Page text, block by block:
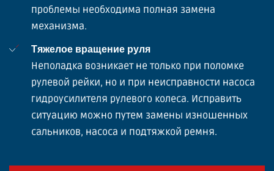
проблемы необходима полная замена
механизма.
Тяжелое вращение руля
Неполадка возникает не только при поломке
рулевой рейки, но и при неисправности насоса
гидроусилителя рулевого колеса. Исправить
ситуацию можно путем замены изношенных
сальников, насоса и подтяжкой ремня.